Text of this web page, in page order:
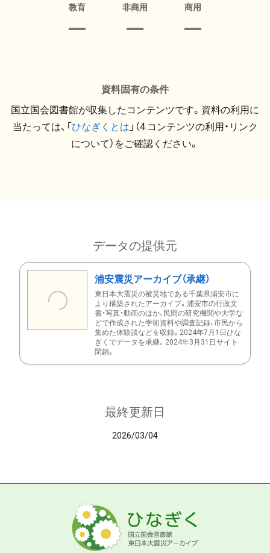
教育 非商用 商用
資料固有の条件
国立国会図書館が収集したコンテンツです。資料の利用に
当たっては、「ひなぎくとは 」（4.コンテンツの利用・リンク
について）をご確認ください。
データの提供元
浦安震災アーカイブ（承継）
東日本大震災の被災地である千葉県浦安市に
より構築されたアーカイブ。浦安市の行政文
書・写真・動画のほか、民間の研究機関や大学な
どで作成された学術資料や調査記録、市民から
集めた体験談などを収録。2024年7月1日ひな
ぎくでデータを承継。2024年3月31日サイト
閉鎖。
最終更新日
2026/03/04